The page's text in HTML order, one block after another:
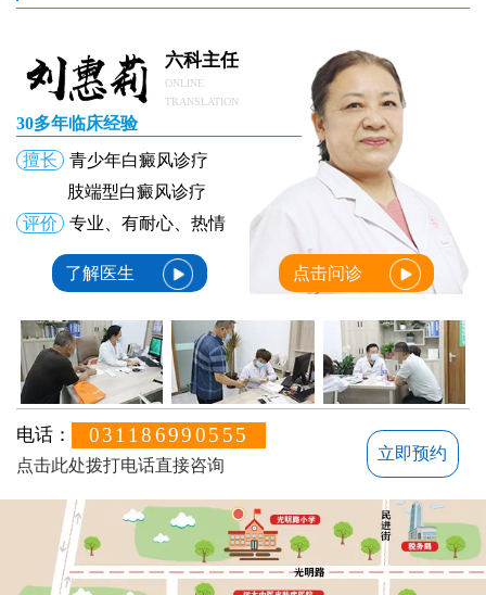
六科主任
ONLINE
TRANSLATION
30多年临床经验
擅长
青少年白癜风诊疗
肢端型白癜风诊疗
评价
专业、有耐心、热情
了解医生 点击问诊
电话： 031186990555
点击此处拨打电话直接咨询
立即预约